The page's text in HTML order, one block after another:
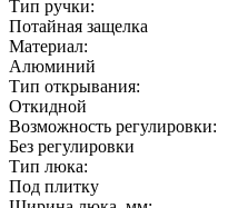
Тип ручки:
Потайная защелка
Материал:
Алюминий
Тип открывания:
Откидной
Возможность регулировки:
Без регулировки
Тип люка:
Под плитку